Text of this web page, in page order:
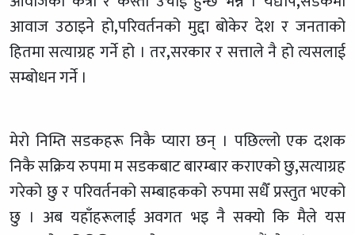
आवाज उठाइने हो,परिवर्तनको मुद्दा बोकेर देश र जनताको
हितमा सत्याग्रह गर्ने हो । तर,सरकार र सत्ताले नै हो त्यसलाई
सम्बोधन गर्ने ।
मेरो निम्ति सडकहरू निकै प्यारा छन् । पछिल्लो एक दशक
निकै सक्रिय रुपमा म सडकबाट बारम्बार कराएको छु,सत्याग्रह
गरेको छु र परिवर्तनको सम्बाहकको रुपमा सधैँ प्रस्तुत भएको
छु । अब यहाँहरूलाई अवगत भइ नै सक्यो कि मैले यस